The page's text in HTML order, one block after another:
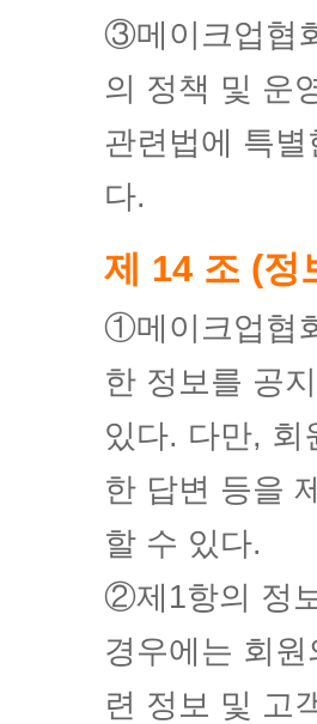
③메이크업협
의 정책 및 운
관련법에 특
다.
제 14 조 (정
①메이크업협
한 정보를 공
있다. 다만, 회
한 답변 등을
할 수 있다.
②제1항의 정
경우에는 회
련 정보 및 고